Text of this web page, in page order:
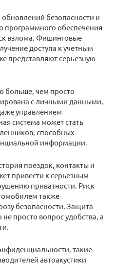
безопасности и
программного обеспечения
взлома. Фишинговые
доступа к учетным
представляют серьезную
больше, чем просто
с личными данными,
управлением
система может стать
способных
информации.
поездок, контакты и
привести к серьезным
приватности. Риск
также
безопасности. Защита
не просто вопрос удобства, а
такие
автоакустики